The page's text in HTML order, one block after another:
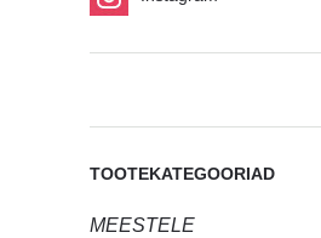
TOOTEKATEGOORIAD
MEESTELE